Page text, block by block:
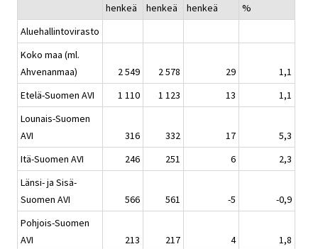
henkeä
henkeä
henkeä
%
Aluehallintovirasto
Koko maa (ml.
Ahvenanmaa)
2 549 2 578 29
1,1
Etelä-Suomen AVI
1 110 1 123 13
1,1
Lounais-Suomen
AVI
316 332 17
5,3
Itä-Suomen AVI
246 251 6
2,3
Länsi- ja Sisä-
Suomen AVI
566 561 -5
-0,9
Pohjois-Suomen
AVI
213 217 4
1,8